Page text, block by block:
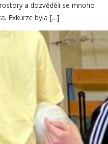
a dozvěděli se mnoho
Exkurze byla […]